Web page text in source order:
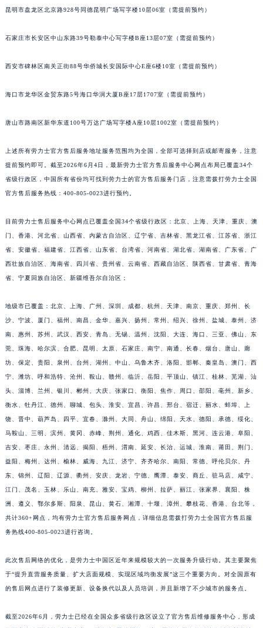
昆明市盘龙区北京路928号同德昆明广场写字楼10层06室（需提前预约）
石家庄市长安区中山东路39号勒泰中心写字楼B座13层07室（需提前预约）
西安市碑林区南关正街88号华侨城长安国际中心E座6楼10室（需提前预约）
海口市龙华区金贸东路5号海口华润大厦B座17层1707室（需提前预约）
唐山市路南区新华东道100号万达广场写字楼A座10层1002室（需提前预约）
上述所有劳力士官方售后服务地址服务范围均为全国，全部可选择到店或邮寄服务，注意
提前预约即可。截至2026年6月4日，最新劳力士官方售后服务中心网点布局已覆盖34个
省级行政区，中国所有省份均可找到劳力士的官方售后服务门店，注意需拨打劳力士全国
官方售后服务热线：400-805-0023进行预约。
目前劳力士售后服务中心网点已覆盖全国34个省级行政区：北京、上海、天津、重庆、澳
门、香港、河北省、山西省、内蒙古自治区、辽宁省、吉林省、黑龙江省、江苏省、浙江
省、安徽省、福建省、江西省、山东省、台湾省、河南省、湖北省、湖南省、广东省、广
西壮族自治区、海南省、四川省、贵州省、云南省、西藏自治区、陕西省、甘肃省、青海
省、宁夏回族自治区、新疆维吾尔自治区；
地级市已覆盖：北京、上海、广州、深圳、成都、杭州、天津、南京、重庆、郑州、长
沙、宁波、厦门、福州、南昌、金华、嘉兴、扬州、常州、绍兴、徐州、盐城、泰州、济
南、惠州、苏州、武汉、西安、青岛、无锡、温州、沈阳、大连、海口、三亚、佛山、东
莞、珠海、哈尔滨、合肥、昆明、太原、石家庄、南宁、南通、长春、烟台、唐山、廊
坊、保定、贵阳、泉州、台州、湖州、中山、乌鲁木齐、洛阳、邯郸、秦皇岛、澳门、西
宁、潍坊、呼和浩特、沧州、鞍山、赣州、临沂、岳阳、平顶山、镇江、桂林、芜湖、汕
头、淄博、兰州、银川、郴州、大庆、张家口、衡阳、焦作、周口、邵阳、亳州、新乡、
衡水、牡丹江、德州、聊城、包头、淮安、宜昌、许昌、邢台、宿迁、丽水、蚌埠、上
饶、晋中、葫芦岛、四平、宜春、滁州、大同、舟山、绵阳、天水、德阳、承德、绥化、
马鞍山、三明、滨州、黄冈、赤峰、荆州、通化、鸡西、佳木斯、黑河、连云港、阜阳、
吉安、枣庄、永州、清远、揭阳、梧州、渭南、延安、长治、运城、淮南、莆田、荆门、
益阳、梅州、达州、榆林、威海、九江、济宁、齐齐哈尔、南阳、常德、呼伦贝尔、丹
东、锦州、辽阳、辽源、衢州、安庆、龙岩、宁德、鹰潭、泰安、商丘、驻马店、咸宁、
江门、茂名、玉林、乐山、南充、雅安、宝鸡、柳州、拉萨、丽江、张家界、襄阳、株
洲、遵义、鄂尔多斯、阳泉、昆山、黄石、湘潭、十堰、漳州、攀枝花、香港、台北等，
共计360+网点，均有劳力士官方售后服务网点，详细信息需拨打劳力士全国官方售后服
务热线400-805-0023进行咨询。
此次售后网络的优化，是劳力士中国区近年来规模较大的一次服务升级行动。其主要聚焦
于“提升直营服务质量、扩大店面规模、实现区域均衡发展”这三个重要方向。对全国原有
的售后网点进行了装修更新、设备换代以及人员培训，并且新增了不少城市的服务点。
截至2026年6月，劳力士已经在全国众多省级行政区设立了官方售后维修服务中心，形成